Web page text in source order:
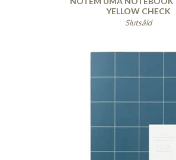
YELLOW CHECK
Slutsåld